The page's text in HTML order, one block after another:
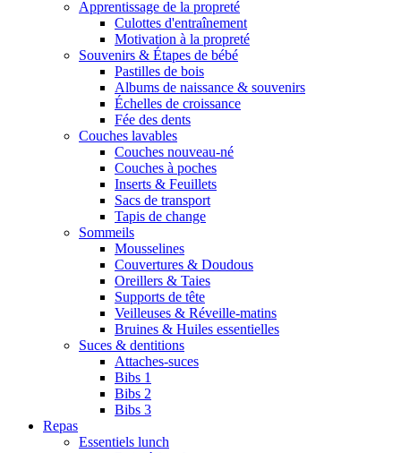
Apprentissage de la propreté
Culottes d'entraînement
Motivation à la propreté
Souvenirs & Étapes de bébé
Pastilles de bois
Albums de naissance & souvenirs
Échelles de croissance
Fée des dents
Couches lavables
Couches nouveau-né
Couches à poches
Inserts & Feuillets
Sacs de transport
Tapis de change
Sommeils
Mousselines
Couvertures & Doudous
Oreillers & Taies
Supports de tête
Veilleuses & Réveille-matins
Bruines & Huiles essentielles
Suces & dentitions
Attaches-suces
Bibs 1
Bibs 2
Bibs 3
Repas
Essentiels lunch